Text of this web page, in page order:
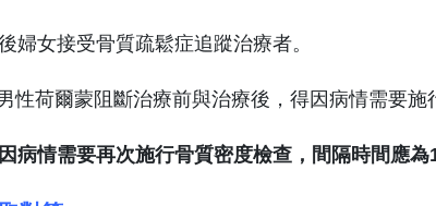
婦女接受骨質疏鬆症追蹤治療者。
性荷爾蒙阻斷治療前與治療後，得因病情需要施
病情需要再次施行骨質密度檢查，間隔時間應為